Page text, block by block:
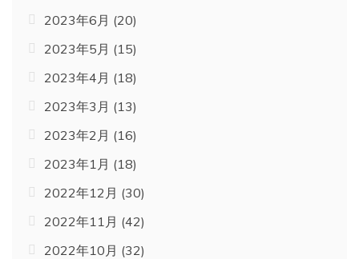
2023年6月 (20)
2023年5月 (15)
2023年4月 (18)
2023年3月 (13)
2023年2月 (16)
2023年1月 (18)
2022年12月 (30)
2022年11月 (42)
2022年10月 (32)